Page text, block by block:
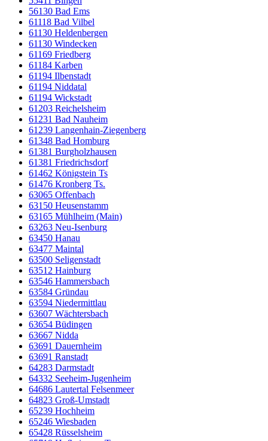
56130 Bad Ems
61118 Bad Vilbel
61130 Heldenbergen
61130 Windecken
61169 Friedberg
61184 Karben
61194 Ilbenstadt
61194 Niddatal
61194 Wickstadt
61203 Reichelsheim
61231 Bad Nauheim
61239 Langenhain-Ziegenberg
61348 Bad Homburg
61381 Burgholzhausen
61381 Friedrichsdorf
61462 Königstein Ts
61476 Kronberg Ts.
63065 Offenbach
63150 Heusenstamm
63165 Mühlheim (Main)
63263 Neu-Isenburg
63450 Hanau
63477 Maintal
63500 Seligenstadt
63512 Hainburg
63546 Hammersbach
63584 Gründau
63594 Niedermittlau
63607 Wächtersbach
63654 Büdingen
63667 Nidda
63691 Dauernheim
63691 Ranstadt
64283 Darmstadt
64332 Seeheim-Jugenheim
64686 Lautertal Felsenmeer
64823 Groß-Umstadt
65239 Hochheim
65246 Wiesbaden
65428 Rüsselsheim